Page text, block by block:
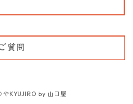
KYUJIRO by 山口屋